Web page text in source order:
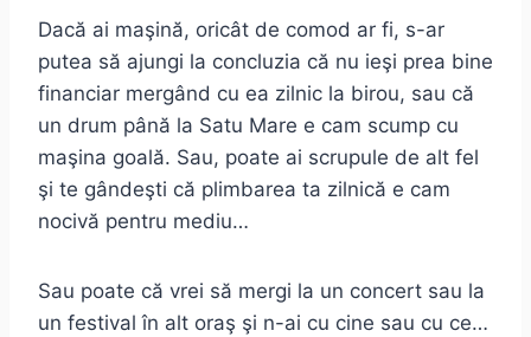
Dacă ai maşină, oricât de comod ar fi, s-ar
putea să ajungi la concluzia că nu ieşi prea bine
financiar mergând cu ea zilnic la birou, sau că
un drum până la Satu Mare e cam scump cu
maşina goală. Sau, poate ai scrupule de alt fel
şi te gândeşti că plimbarea ta zilnică e cam
nocivă pentru mediu…
Sau poate că vrei să mergi la un concert sau la
un festival în alt oraş şi n-ai cu cine sau cu ce…